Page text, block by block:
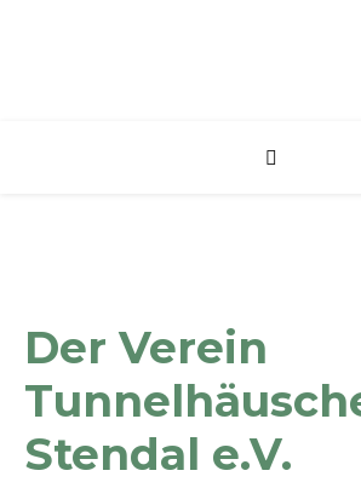
Der Verein
Stendal e.V.